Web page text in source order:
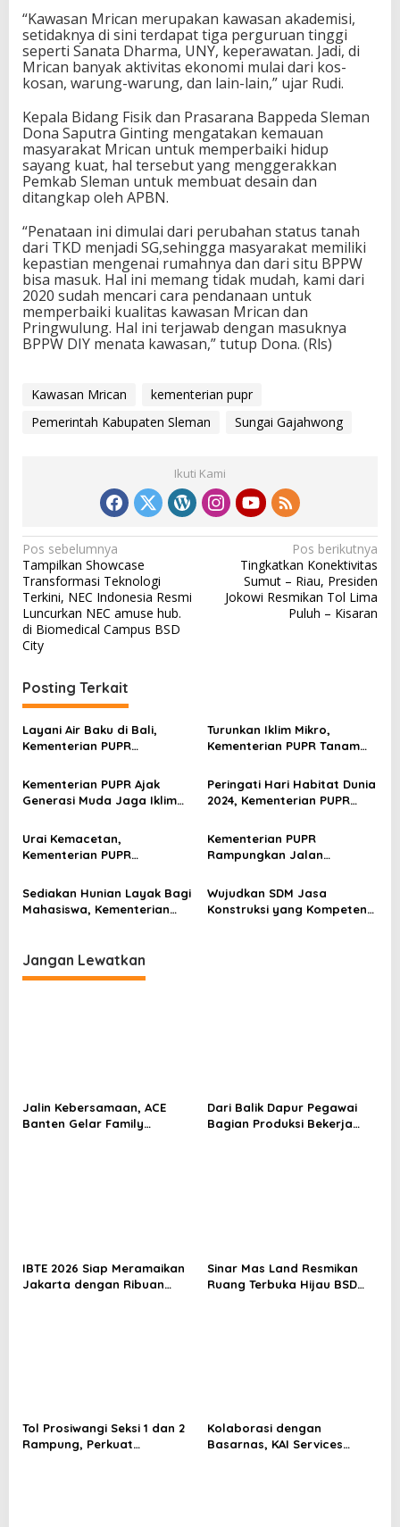
“Kawasan Mrican merupakan kawasan akademisi,
setidaknya di sini terdapat tiga perguruan tinggi
seperti Sanata Dharma, UNY, keperawatan. Jadi, di
Mrican banyak aktivitas ekonomi mulai dari kos-
kosan, warung-warung, dan lain-lain,” ujar Rudi.
Kepala Bidang Fisik dan Prasarana Bappeda Sleman
Dona Saputra Ginting mengatakan kemauan
masyarakat Mrican untuk memperbaiki hidup
sayang kuat, hal tersebut yang menggerakkan
Pemkab Sleman untuk membuat desain dan
ditangkap oleh APBN.
“Penataan ini dimulai dari perubahan status tanah
dari TKD menjadi SG,sehingga masyarakat memiliki
kepastian mengenai rumahnya dan dari situ BPPW
bisa masuk. Hal ini memang tidak mudah, kami dari
2020 sudah mencari cara pendanaan untuk
memperbaiki kualitas kawasan Mrican dan
Pringwulung. Hal ini terjawab dengan masuknya
BPPW DIY menata kawasan,” tutup Dona. (Rls)
Kawasan Mrican
kementerian pupr
Pemerintah Kabupaten Sleman
Sungai Gajahwong
Ikuti Kami
N
a
v
i
g
a
s
i
p
o
s
Pos sebelumnya
Tampilkan Showcase
Transformasi Teknologi
Terkini, NEC Indonesia Resmi
Luncurkan NEC amuse hub.
di Biomedical Campus BSD
City
Pos berikutnya
Tingkatkan Konektivitas
Sumut – Riau, Presiden
Jokowi Resmikan Tol Lima
Puluh – Kisaran
Posting Terkait
Layani Air Baku di Bali,
Kementerian PUPR
Bendungan Sidan
Turunkan Iklim Mikro,
Kementerian PUPR Tanam
sebagai Rangkaian Hari
Habitat Dunia 2024
Kementerian PUPR Ajak
Generasi Muda Jaga Iklim
Peringati Hari Habitat Dunia
2024, Kementerian PUPR
”Memetri”
Urai Kemacetan,
Kementerian PUPR
Kupang Selesai November
2024
Kementerian PUPR
Rampungkan Jalan
Pacu Pertumbuhan Ekonomi
Kawasan Perbatasan NTT
Sediakan Hunian Layak Bagi
Mahasiswa, Kementerian
Sorong
Wujudkan SDM Jasa
Konstruksi yang Kompeten
Jangan Lewatkan
Jalin Kebersamaan, ACE
Banten Gelar Family
Dari Balik Dapur Pegawai
Bagian Produksi Bekerja
IBTE 2026 Siap Meramaikan
Jakarta dengan Ribuan
Sinar Mas Land Resmikan
Ruang Terbuka Hijau BSD
Tol Prosiwangi Seksi 1 dan 2
Rampung, Perkuat
Kolaborasi dengan
Basarnas, KAI Services